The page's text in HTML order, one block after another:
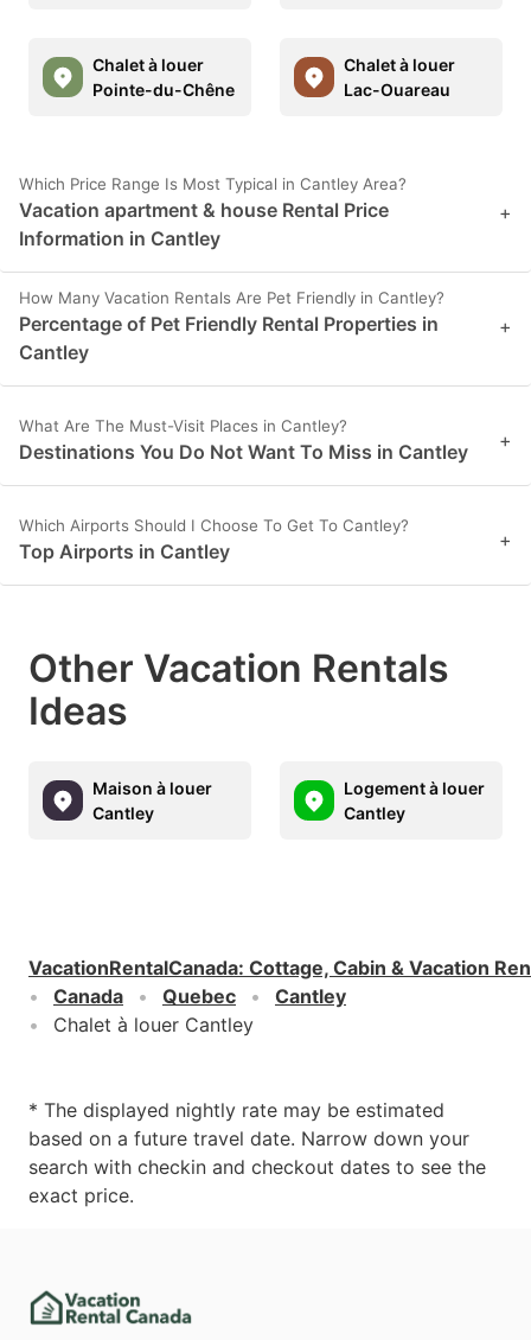
Chalet à louer
Pointe-du-Chêne
Chalet à louer
Lac-Ouareau
Which Price Range Is Most Typical in Cantley Area?
Vacation apartment & house Rental Price
Information in Cantley
+
How Many Vacation Rentals Are Pet Friendly in Cantley?
Percentage of Pet Friendly Rental Properties in
Cantley
+
What Are The Must-Visit Places in Cantley?
Destinations You Do Not Want To Miss in Cantley +
Which Airports Should I Choose To Get To Cantley?
Top Airports in Cantley +
Other Vacation Rentals
Ideas
Maison à louer
Cantley
Logement à louer
Cantley
VacationRentalCanada: Cottage, Cabin & Vacation
Canada
Quebec
Cantley
Chalet à louer Cantley
* The displayed nightly rate may be estimated
based on a future travel date. Narrow down your
search with checkin and checkout dates to see the
exact price.